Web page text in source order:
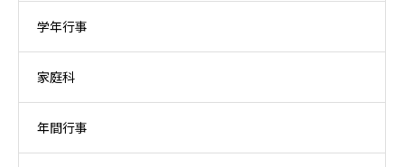
学年行事
家庭科
年間行事